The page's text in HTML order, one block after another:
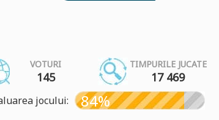
VOTURI
145
TIMPURILE JUCATE
17 469
jocului: 84%